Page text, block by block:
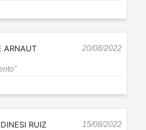
ARNAUT 20/08/2022
RUIZ 15/08/2022